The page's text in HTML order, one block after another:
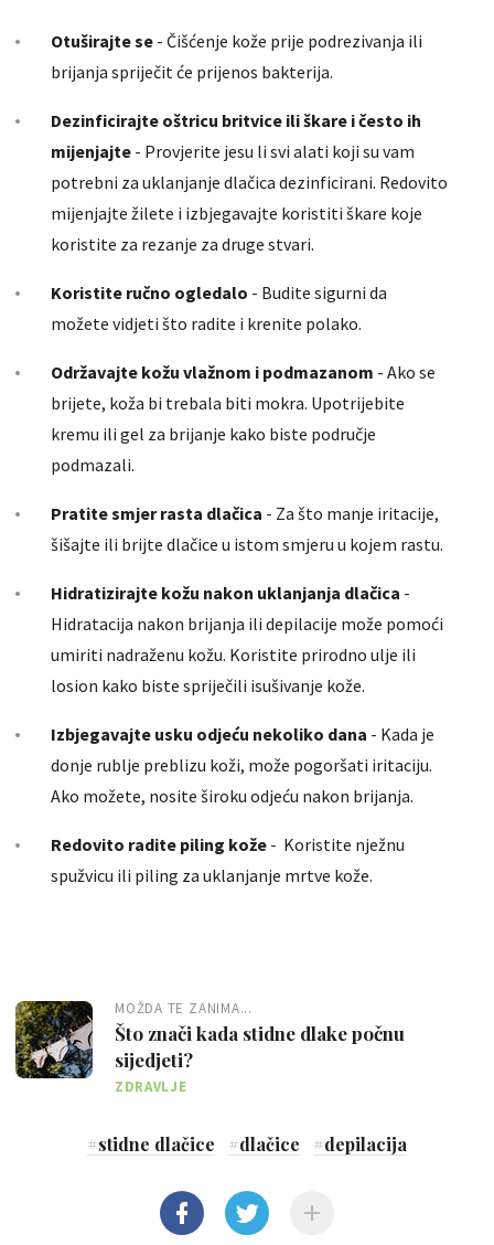
Otuširajte se - Čišćenje kože prije podrezivanja ili
brijanja spriječit će prijenos bakterija.
Dezinficirajte oštricu britvice ili škare i često ih
mijenjajte - Provjerite jesu li svi alati koji su vam
potrebni za uklanjanje dlačica dezinficirani. Redovito
mijenjajte žilete i izbjegavajte koristiti škare koje
koristite za rezanje za druge stvari.
Koristite ručno ogledalo - Budite sigurni da
možete vidjeti što radite i krenite polako.
Održavajte kožu vlažnom i podmazanom - Ako se
brijete, koža bi trebala biti mokra. Upotrijebite
kremu ili gel za brijanje kako biste područje
podmazali.
Pratite smjer rasta dlačica - Za što manje iritacije,
šišajte ili brijte dlačice u istom smjeru u kojem rastu.
Hidratizirajte kožu nakon uklanjanja dlačica -
Hidratacija nakon brijanja ili depilacije može pomoći
umiriti nadraženu kožu. Koristite prirodno ulje ili
losion kako biste spriječili isušivanje kože.
Izbjegavajte usku odjeću nekoliko dana - Kada je
donje rublje preblizu koži, može pogoršati iritaciju.
Ako možete, nosite široku odjeću nakon brijanja.
Redovito radite piling kože - Koristite nježnu
spužvicu ili piling za uklanjanje mrtve kože.
MOŽDA TE ZANIMA...
Što znači kada stidne dlake počnu
sijedjeti?
ZDRAVLJE
#stidne dlačice #dlačice #depilacija